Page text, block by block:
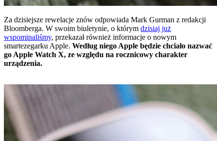
Za dzisiejsze rewelacje znów odpowiada Mark Gurman z redakcji
Bloomberga. W swoim biuletynie, o którym dzisiaj już
wspominaliśmy, przekazał również informacje o nowym
smartezegarku Apple. Według niego Apple będzie chciało nazwać
go Apple Watch X, ze względu na rocznicowy charakter
urządzenia.